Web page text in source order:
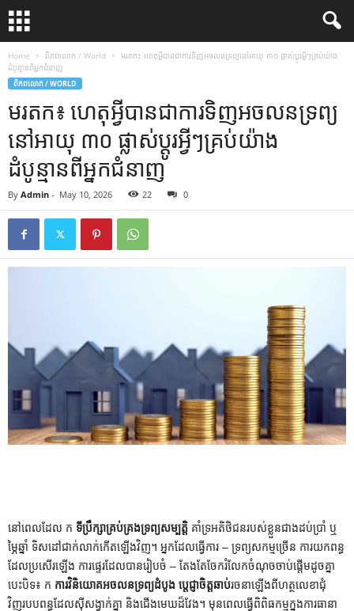
Home ពិភពលោក / World
មរតក៖ ហេតុអ្វីបានជាការទិញអចលនទ្រព្យនៅអាយុ ៣០ ផ្លាស់ប្តូរអ្វីៗគ្រប់យ៉ាង
ដំបូន្មានពីអ្នកជំនាញ
ពិភពលោក / WORLD
មរតក៖ ហេតុអ្វីបានជាការទិញអចលនទ្រព្យ
នៅអាយុ ៣០ ផ្លាស់ប្តូរអ្វីៗគ្រប់យ៉ាង
ដំបូន្មានពីអ្នកជំនាញ
By Admin - May 10, 2026 22 0
នៅពេលដែល ក ទីប្រឹក្សាគ្រប់គ្រងទ្រព្យសម្បត្តិ គាំទ្រអតិថិជនរបស់ខ្លួនជាងដប់ប្រាំ ឬ
ម្ភៃឆ្នាំ ទិសដៅជាក់លាក់កើតឡើងវិញ។ អ្នកដែលធ្វើការ – ទ្រព្យសកម្មច្រើន ការយកពន្ធ
ដែលប្រសើរឡើង ការផ្ទេរដែលបានរៀបចំ – តែងតែចែករំលែកចំណុចចាប់ផ្តើមដូចគ្នា
បេះបិទ៖ ក ការវិនិយោគអចលនទ្រព្យដំបូង ប្តេជ្ញាចិត្តឆាប់រចនាឡើងពីហត្ថលេខាជុំ
វិញរបបពន្ធដែលស៊ីសង្វាក់គ្នា និងជើងមេឃដ៏វែង។ មុនពេលធ្វើពិពិធកម្មក្នុងការធានា